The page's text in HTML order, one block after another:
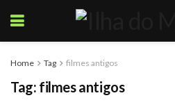
Home Tag filmes antigos
Tag: filmes antigos